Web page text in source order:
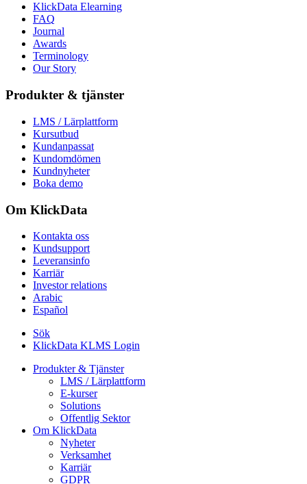
KlickData Elearning
FAQ
Journal
Awards
Terminology
Our Story
Produkter & tjänster
LMS / Lärplattform
Kursutbud
Kundanpassat
Kundomdömen
Kundnyheter
Boka demo
Om KlickData
Kontakta oss
Kundsupport
Leveransinfo
Karriär
Investor relations
Arabic
Español
Sök
KlickData KLMS Login
Produkter & Tjänster
LMS / Lärplattform
E-kurser
Solutions
Offentlig Sektor
Om KlickData
Nyheter
Verksamhet
Karriär
GDPR